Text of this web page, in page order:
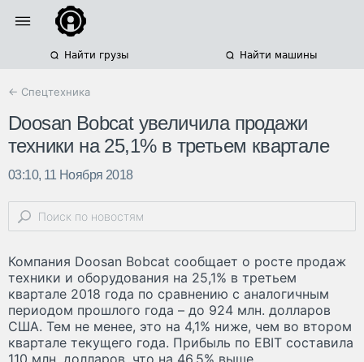
Найти грузы Найти машины
← Спецтехника
Doosan Bobcat увеличила продажи
техники на 25,1% в третьем квартале
03:10, 11 Ноября 2018
Компания Doosan Bobcat сообщает о росте продаж
техники и оборудования на 25,1% в третьем
квартале 2018 года по сравнению с аналогичным
периодом прошлого года – до 924 млн. долларов
США. Тем не менее, это на 4,1% ниже, чем во втором
квартале текущего года. Прибыль по EBIT составила